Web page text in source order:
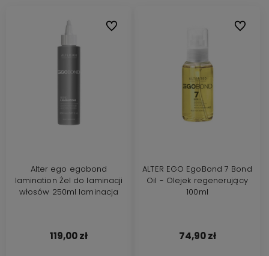
Alter ego egobond
lamination Żel do laminacji
włosów 250ml laminacja
119,00 zł
Do ulubionych
ALTER EGO EgoBond 7 Bond
Oil - Olejek regenerujący
100ml
74,90 zł
Do